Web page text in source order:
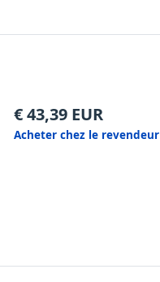
€43,39 EUR
Acheter chez le revendeur